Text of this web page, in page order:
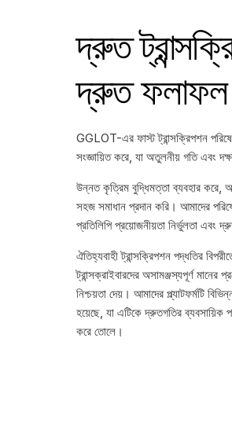
দ্রুত
দ্রুত
GGLOT-এর ফাস্ট ট্রান্সক্রিপশন
সংজ্ঞায়িত করে, যা অতুলনীয় গতি এবং
উন্নত কৃত্রিম বুদ্ধিমত্তা ব্যবহার করে,
সহজ সমাধান প্রদান করি। আমাদের
প্রতিলিপি প্রয়োজনীয়তা নির্ভুলতা এবং
ঐতিহ্যবাহী ট্রান্সক্রিপশন পদ্ধতির
ট্রান্সক্রাইবারদের অসামঞ্জস্যপূর্ণ
নিশ্চয়তা দেয়। আমাদের প্ল্যাটফর্মটি
হয়েছে, যা এটিকে দ্রুতগতির ব্যবসায়িক
করে তোলে।